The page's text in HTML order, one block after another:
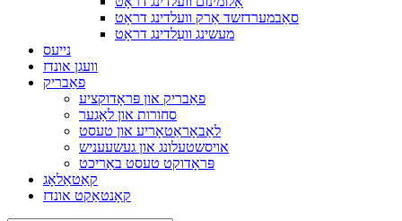
סאַבמערדזשד אַרק וועלדינג דראָט
מעשינג וועַלדינג דראָט
נייעס
וועגן אונדז
פאַבריק
פאַבריק און פּראָדוקציע
סחורות און לאַגער
לאַבאָראַטאָריע און טעסט
אויסשטעלונג און געשעעניש
פּראָדוקט טעסט באַריכט
קאַטאַלאָג
קאָנטאַקט אונדז